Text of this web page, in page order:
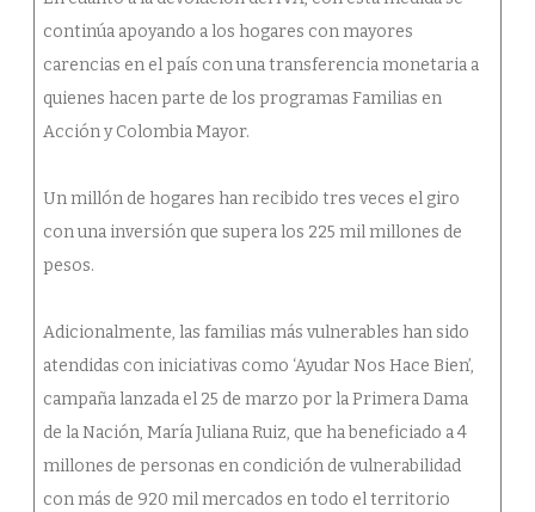
continúa apoyando a los hogares con mayores
carencias en el país con una transferencia monetaria a
quienes hacen parte de los programas Familias en
Acción y Colombia Mayor.
Un millón de hogares han recibido tres veces el giro
con una inversión que supera los 225 mil millones de
pesos.
Adicionalmente, las familias más vulnerables han sido
atendidas con iniciativas como ‘Ayudar Nos Hace Bien’,
campaña lanzada el 25 de marzo por la Primera Dama
de la Nación, María Juliana Ruiz, que ha beneficiado a 4
millones de personas en condición de vulnerabilidad
con más de 920 mil mercados en todo el territorio